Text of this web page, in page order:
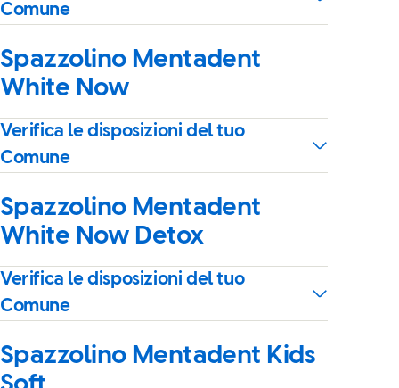
Comune
Spazzolino Mentadent
White Now
Verifica le disposizioni del tuo
Comune
Spazzolino Mentadent
White Now Detox
Verifica le disposizioni del tuo
Comune
Spazzolino Mentadent Kids